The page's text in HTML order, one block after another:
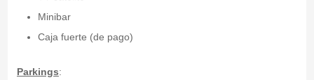
Minibar
Caja fuerte (de pago)
Parkings: